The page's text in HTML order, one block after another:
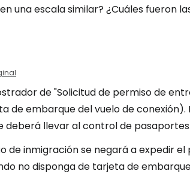
una escala similar? ¿Cuáles fueron
de "Solicitud de permiso de
de embarque del vuelo de conexión).
deberá llevar al control de pasaportes.
de inmigración se negará a expedir
no disponga de tarjeta de